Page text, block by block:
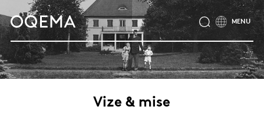
O NÁS
ODVĚTVÍ
SLUŽBY
ODPOVĚDNOST
KATALOG PRODUKTŮ
CERTIFIKÁTY
KARIÉRA
Vize & mise